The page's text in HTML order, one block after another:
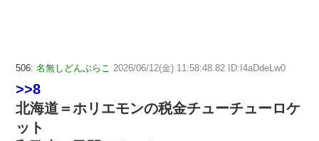
506: 名無しどんぶらこ 2026/06/12(金) 11:58:48.82 ID:I4aDdeLw0
>>8
北海道＝ホリエモンの税金チューチューロケ
ット